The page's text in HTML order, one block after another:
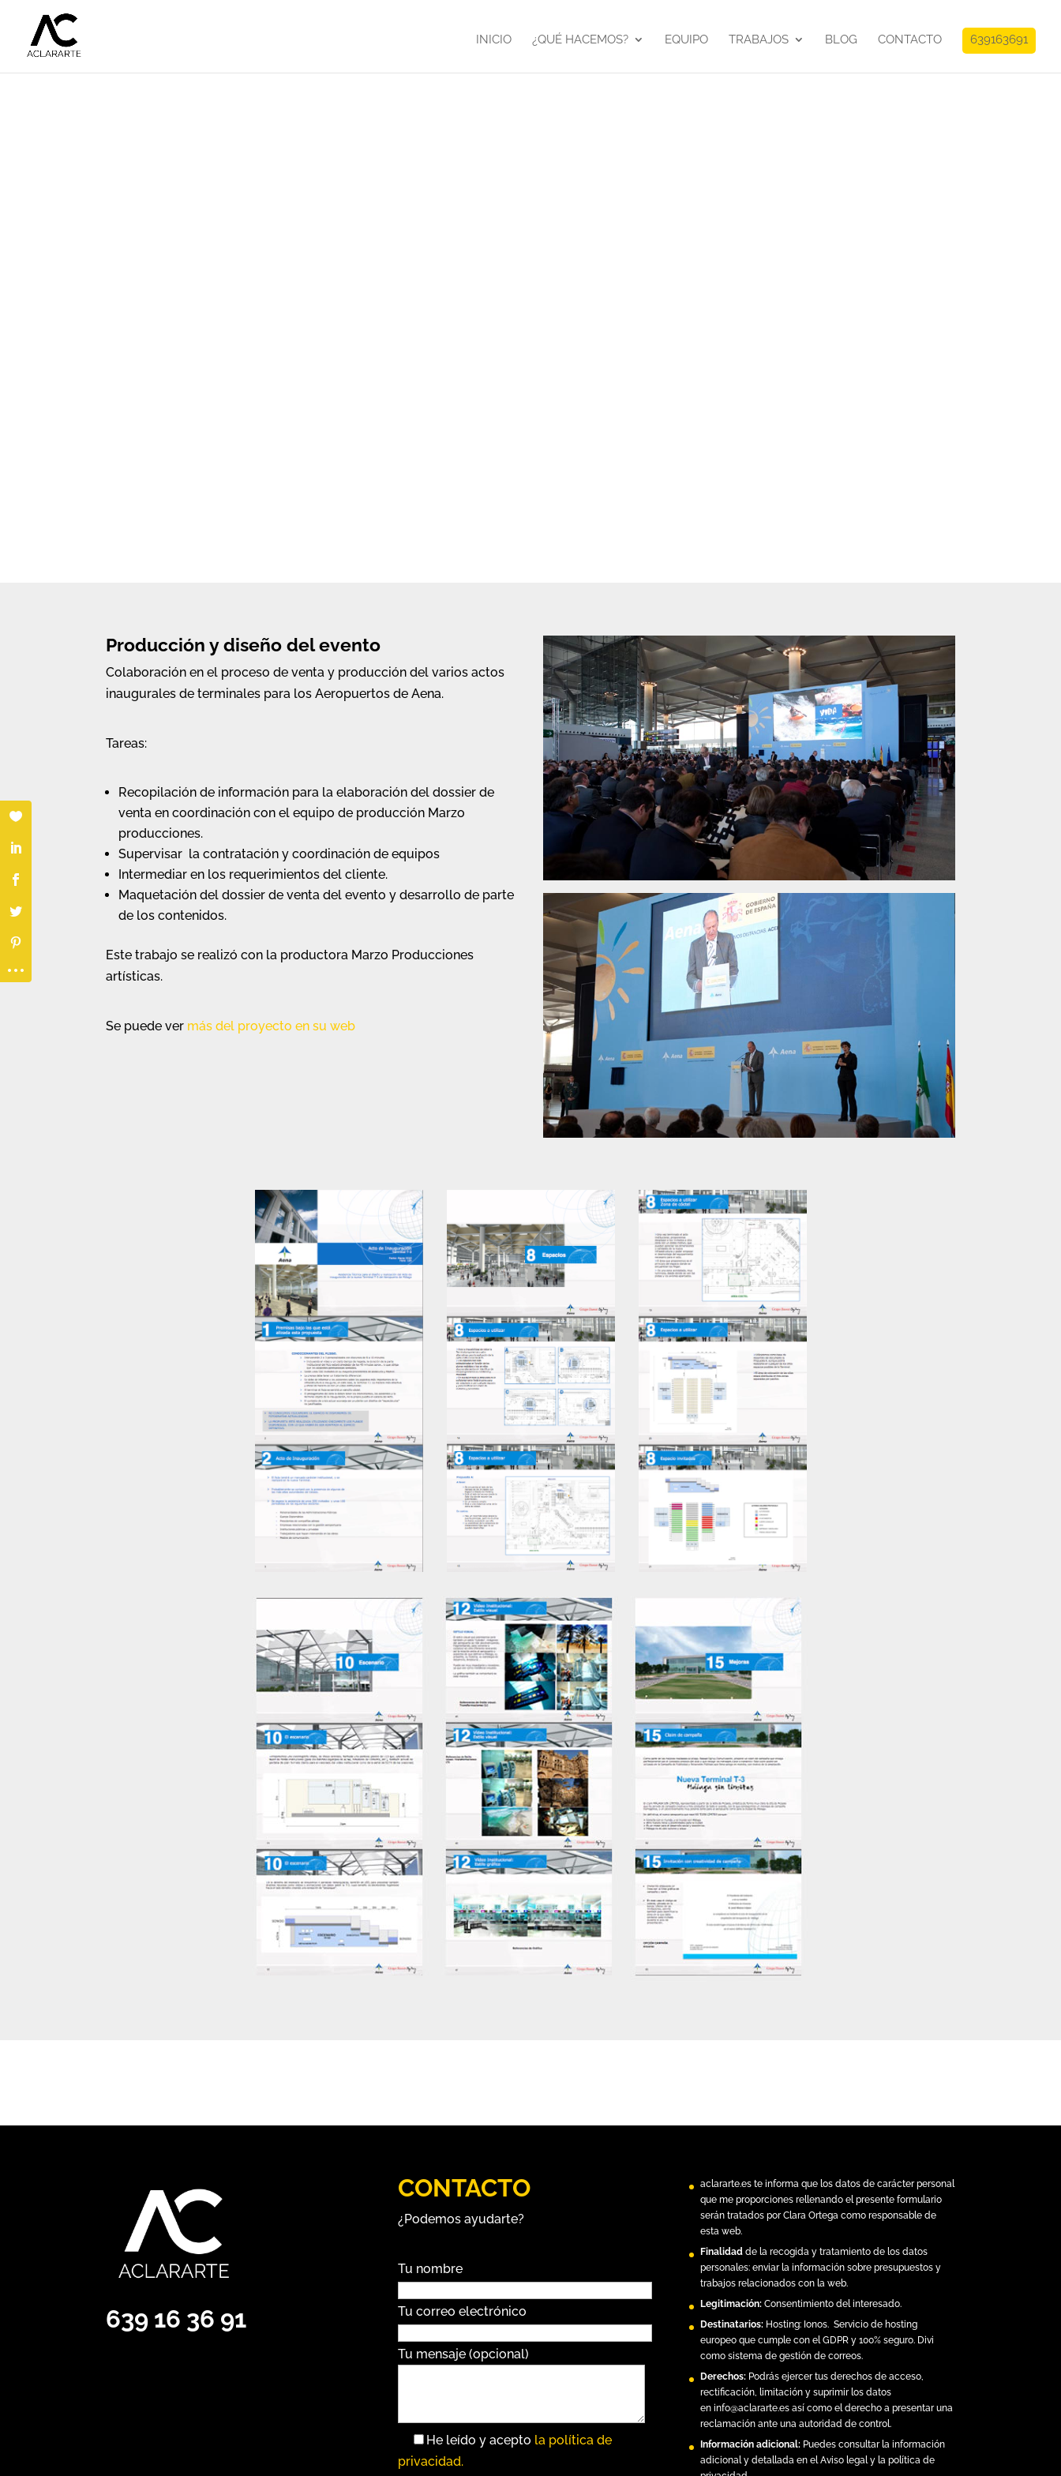
INICIO ¿QUÉ HACEMOS? EQUIPO TRABAJOS BLOG CONTACTO 639163691
Producción y diseño del evento
Colaboración en el proceso de venta y producción del varios actos
inaugurales de terminales para los Aeropuertos de Aena.
Tareas:
Recopilación de información para la elaboración del dossier de
venta en coordinación con el equipo de producción Marzo
producciones.
Supervisar la contratación y coordinación de equipos
Intermediar en los requerimientos del cliente.
Maquetación del dossier de venta del evento y desarrollo de parte
de los contenidos.
Este trabajo se realizó con la productora Marzo Producciones
artísticas.
Se puede ver más del proyecto en su web
639 16 36 91
CONTACTO
¿Podemos ayudarte?
Tu nombre
Tu correo electrónico
Tu mensaje (opcional)
He leído y acepto la política de
privacidad.
aclararte.este informa que los datos de carácter personal
que me proporciones rellenando el presente formulario
serán tratados por Clara Ortega como responsable de
esta web.
Finalidadde la recogida y tratamiento de los datos
personales: enviar la información sobre presupuestos y
trabajos relacionados con la web.
Legitimación: Consentimiento del interesado.
Destinatarios:Hosting: Ionos.Servicio de hosting
europeo que cumple con el GDPR y 100% seguro. Divi
como sistema de gestión de correos.
Derechos: Podrás ejercer tus derechos de acceso,
rectificación, limitación y suprimir los datos
en info@aclararte.esasí como el derecho a presentar una
reclamación ante una autoridad de control.
Información adicional:Puedes consultar la información
adicional y detallada en elAviso legal y la política de